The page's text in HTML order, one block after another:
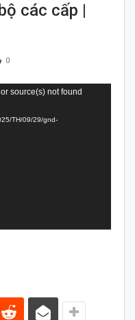
các cấp |
0
source(s) not found
TH/09/29/gnd-